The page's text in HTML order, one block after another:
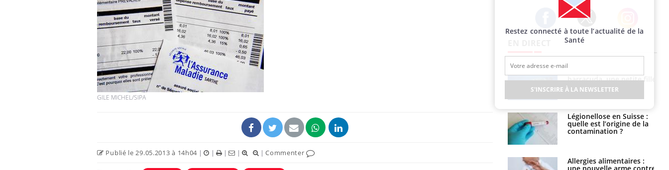
GILE MICHEL/SIPA
Publié le 29.05.2013 à 14h04 | | | | |Commenter
Facebook Twitter Instagram
Le Viagra pourrait-il
freiner la propagation du
cancer ?
Pourquoi manger moins
de protéines pourrait
barracuda, une petite fille
secourue grâce à un
réflexe essentiel
Légionellose en Suisse :
quelle est l’origine de la
contamination ?
Allergies alimentaires :
une nouvelle arme contre
Restez connecté à toute l’actualité de la
Santé
S'INSCRIRE À LA NEWSLETTER